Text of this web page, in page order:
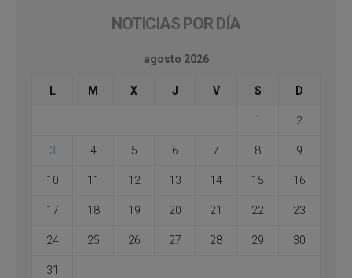
NOTICIAS POR DÍA
agosto 2026
L M X J V S D
1 2
3 4 5 6 7 8 9
10 11 12 13 14 15 16
17 18 19 20 21 22 23
24 25 26 27 28 29 30
31